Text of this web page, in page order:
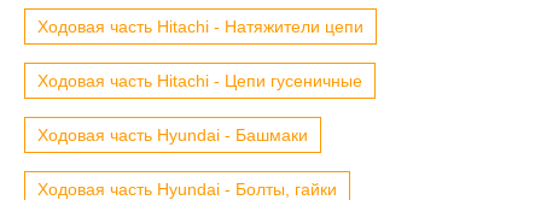
Ходовая часть Hitachi - Натяжители цепи
Ходовая часть Hitachi - Цепи гусеничные
Ходовая часть Hyundai - Башмаки
Ходовая часть Hyundai - Болты, гайки